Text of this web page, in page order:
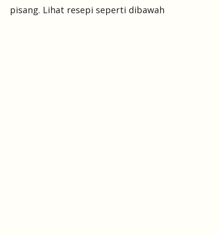
pisang. Lihat resepi seperti dibawah